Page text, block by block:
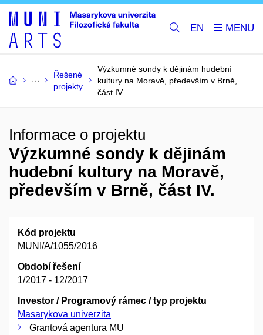
EN
Řešené
projekty
Výzkumné sondy k dějinám hudební
kultury na Moravě, především v Brně,
část IV.
Informace o projektu
Výzkumné sondy k dějinám
hudební kultury na Moravě,
především v Brně, část IV.
Kód projektu
MUNI/A/1055/2016
Období řešení
1/2017 - 12/2017
Investor / Programový rámec / typ projektu
Masarykova univerzita
Grantová agentura MU